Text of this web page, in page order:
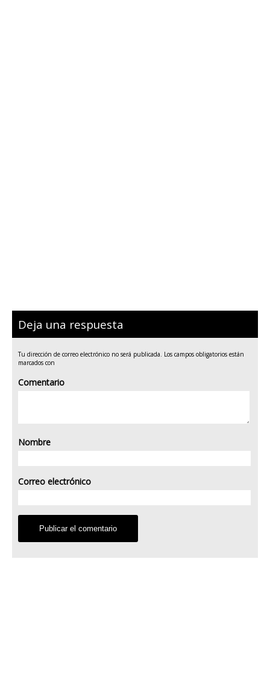
Deja una respuesta
Tu dirección de correo electrónico no será publicada. Los campos obligatorios están
marcados con
Comentario
Nombre
Correo electrónico